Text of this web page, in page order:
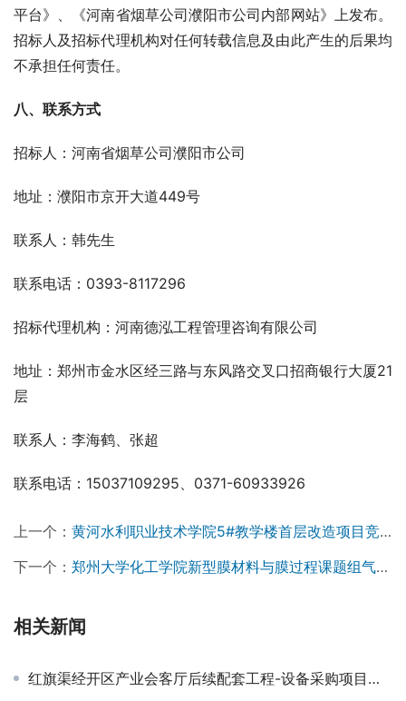
平台》、《河南省烟草公司濮阳市公司内部网站》上发布。
招标人及招标代理机构对任何转载信息及由此产生的后果均
不承担任何责任。
八、 联系方式
招标人：河南省烟草公司濮阳市公司
地址：濮阳市京开大道449号
联系人：韩先生
联系电话：0393-8117296
招标代理机构：河南德泓工程管理咨询有限公司
地址：郑州市金水区经三路与东风路交叉口招商银行大厦21
层
联系人：李海鹤、张超
联系电话：15037109295、0371-60933926
上一个： 黄河水利职业技术学院5#教学楼首层改造项目竞争性磋商公告
下一个： 郑州大学化工学院新型膜材料与膜过程课题组气相色谱仪采购项目询价公告
相关新闻
红旗渠经开区产业会客厅后续配套工程-设备采购项目成交结果公告